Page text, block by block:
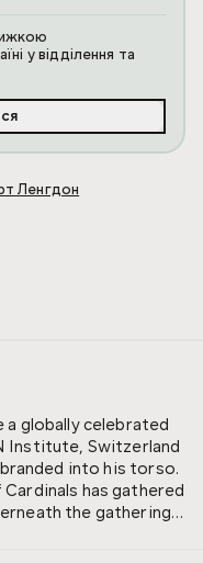
у відділення та
Ленгдон
a globally celebrated
Institute, Switzerland
into his torso.
has gathered
the gathering